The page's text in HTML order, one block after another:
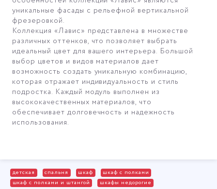
уникальные фасады с рельефной вертикальной
фрезеровкой.
Коллекция «Лавис» представлена в множестве
различных оттенков, что позволяет выбрать
идеальный цвет для вашего интерьера. Большой
выбор цветов и видов материалов дает
возможность создать уникальную комбинацию,
которая отражает индивидуальность и стиль
подростка. Каждый модуль выполнен из
высококачественных материалов, что
обеспечивает долговечность и надежность
использования.
детская спальня шкаф
шкаф с полками
шкаф с полками и штангой
шкафы недорогие